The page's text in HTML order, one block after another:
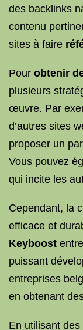
des backlinks
contenu
sites à faire
Pour obtenir
plusieurs
œuvre. Par
d’autres sites
proposer un
Vous pouvez
qui incite les
Cependant, la
efficace et
Keyboost
puissant
entreprises
en obtenant
En utilisant